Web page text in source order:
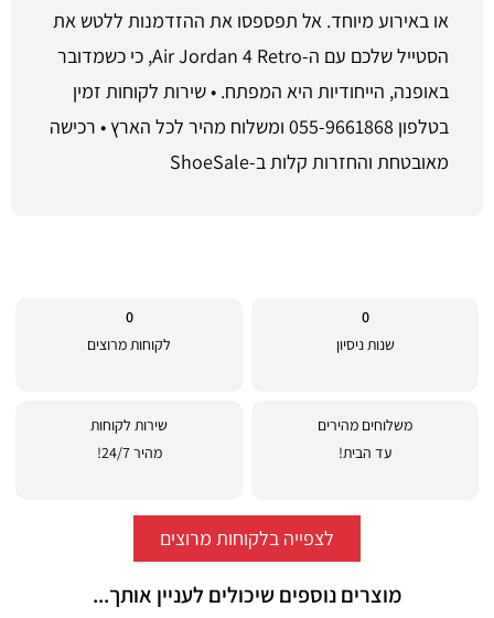
או באירוע מיוחד. אל תפספסו את ההזדמנות ללטש את
הסטייל שלכם עם ה-Air Jordan 4 Retro, כי כשמדובר
באופנה, הייחודיות היא המפתח. • שירות לקוחות זמין
בטלפון 055-9661868 ומשלוח מהיר לכל הארץ • רכישה
מאובטחת והחזרות קלות ב-ShoeSale
0
שנות ניסיון
0
לקוחות מרוצים
משלוחים מהירים
עד הבית!
שירות לקוחות
מהיר 24/7!
לצפייה בלקוחות מרוצים
מוצרים נוספים שיכולים לעניין אותך...